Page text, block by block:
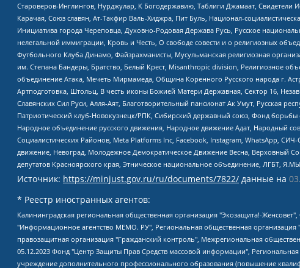
Староверов-Инглингов, Нурджулар, К Богодержавию, Таблиги Джамаат,
Карачая, Союз славян, Ат-Такфир Валь-Хиджра, Пит Буль, Национал-
Инициатива города Череповца, Духовно-Родовая Держава Русь, Русское
нелегальной иммиграции, Кровь и Честь, О свободе совести и о религиозных
Футбольного Клуба Динамо, Файзрахманисты, Мусульманская религиозная
им. Степана Бандеры, Братство, Белый Крест, Misanthropic division, Религиозное
объединение Атака, Мечеть Мирмамеда, Община Коренного Русского народа г.
Артподготовка, Штольц, В честь иконы Божией Матери Державная, Сектор 16,
Славянских Сил Руси, Алля-Аят, Благотворительный пансионат Ак Умут, Русская
Патриотический клуб-Новокузнецк/РПК, Сибирский державный союз, Фонд
Народное объединение русского движения, Народное движение Адат, Народный
Социалистических Районов, Meta Platforms Inc, Facebook, Instagram, WhatsApp,
движение, Невоград, Молодежное Демократическое Движение Весна, Верховный
депутатов Красноярского края, Этническое национальное объединение, ЛГБТ,
Источник: https://minjust.gov.ru/ru/documents/7822/ данные на
* Реестр иностранных агентов:
Калининградская региональная общественная организация "Экозащита!-Женсовет", Фонд содействия защите прав и свобод граждан "Общественный вердикт", Фонд "Институт Развития Свободы Информации", Частное учреждение "Информационное агентство МЕМО. РУ", Региональная общественная организация "Общественная комиссия по сохранению наследия академика Сахарова", Фонд поддержки свободы прессы, Санкт-Петербургская общественная правозащитная организация "Гражданский контроль", Межрегиональная общественная организация "Информационно-просветительский центр "Мемориал", Региональный Фонд "Центр Защиты Прав Средств Массовой Информации", с 05.12.2023 Фонд "Центр Защиты Прав Средств массовой информации", Региональная общественная благотворительная организация помощи беженцам и мигрантам "Гражданское содействие", Негосударственное образовательное учреждение дополнительного профессионального образования (повышение квалификации) специалистов "АКАДЕМИЯ ПО ПРАВАМ ЧЕЛОВЕКА", Свердловская региональная общественная организация "Сутяжник", Автономная некоммерческая организация "Центр независимых социологических исследований", Союз общественных объединений "Российский исследовательский центр по правам человека", Региональное общественное учреждение научно-информационный центр "МЕМОРИАЛ", Некоммерческая организация "Фонд защиты гласности", Автономная некоммерческая организация "Институт прав человека", Городская общественная организация "Екатеринбургское общество "МЕМОРИАЛ", Городская общественная организация "Рязанское историко-просветительское и правозащитное общество "Мемориал" (Рязанский Мемориал), Челябинский региональный орган общественной самодеятельности – женское общественное объединение "Женщины Евразии", Челябинский региональный орган общественной самодеятельности "Уральская правозащитная группа", Фонд содействия защите здоровья и социальной справедливости имени Андрея Рылькова, Автономная Некоммерческая Организация "Аналитический Центр Юрия Левады", Автономная некоммерческая организация социальной поддержки населения "Проект Апрель", Региональная общественная организация помощи женщинам и детям, находящимся в кризисной ситуации "Информационно-методический центр "Анна", Фонд содействия развитию массовых коммуникаций и правовому просвещению "Так-так-Так", Фонд содействия устойчивому развитию "Серебряная тайга", Свердловский региональный общественный фонд социальных проектов "Новое время", "Idel.Реалии", Кавказ.Реалии, Крым.Реалии, Телеканал Настоящее Время, Татаро-башкирская служба Радио Свобода (Azatliq Radiosi), Радио Свободная Европа/Радио Свобода (PCE/PC), "Сибирь.Реалии", "Фактограф", Благотворительный фонд помощи осужденным и их семьям, Автономная некоммерческая организация "Институт глобализации и социальных движений", Фонд "В защиту прав заключенных", Частное учреждение "Центр поддержки и содействия развитию средств массовой информации", Пензенский региональный общественный благотворительный фонд "Гражданский союз", "Север.Реалии", Некоммерческая организация Фонд "Правовая инициатива", Общество с ограниченной ответственностью "Радио Свободная Европа/Радио Свобода", Чешское информационное агентство "MEDIUM-ORIENT", Красноярская региональная общественная организация "Мы против СПИДа", Камалягин Денис Николаевич, Маркелов Сергей Евгеньевич, Пономарев Лев Александрович, Савицкая Людмила Алексеевна, Автономная некоммерческая организация "Центр по работе с проблемой насилия "НАСИЛИЮ.НЕТ", Межрегиональный профессиональный союз работников здравоохранения "Альянс врачей", Юридическое лицо, зарегистрированное в Латвийской